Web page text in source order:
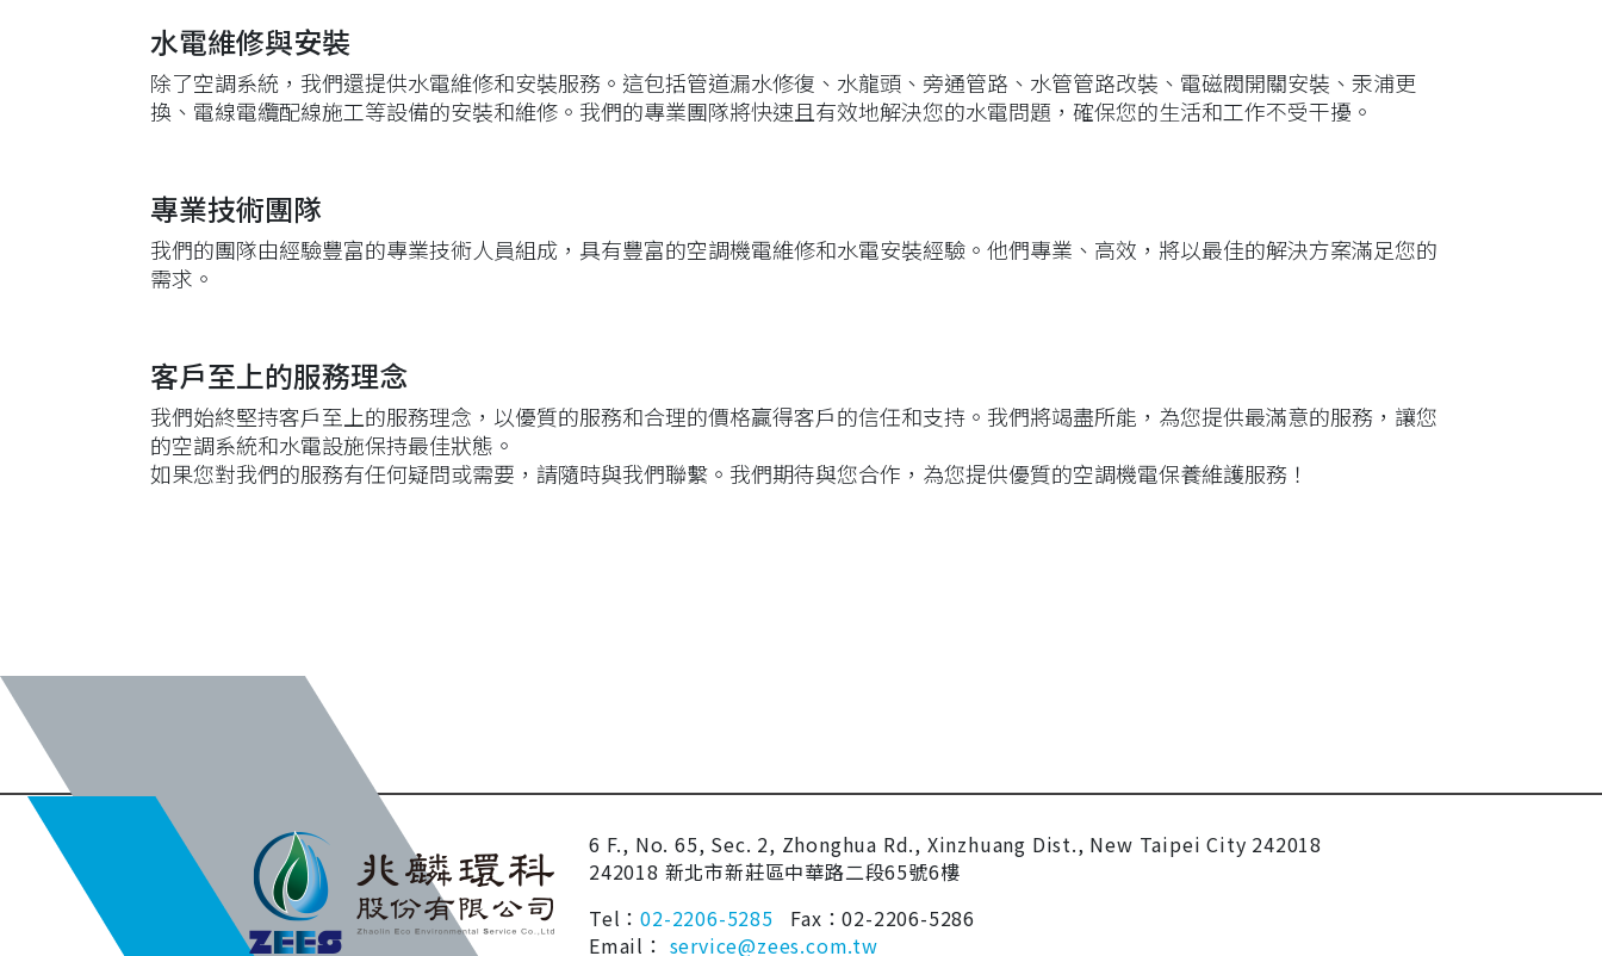
水電維修與安裝
除了空調系統，我們還提供水電維修和安裝服務。這包括管道漏水修復、水龍頭、旁通管路、水管管路改裝、電磁閥開關安裝、汞浦更
換、電線電纜配線施工等設備的安裝和維修。我們的專業團隊將快速且有效地解決您的水電問題，確保您的生活和工作不受干擾。
專業技術團隊
我們的團隊由經驗豐富的專業技術人員組成，具有豐富的空調機電維修和水電安裝經驗。他們專業、高效，將以最佳的解決方案滿足您的
需求。
客戶至上的服務理念
我們始終堅持客戶至上的服務理念，以優質的服務和合理的價格贏得客戶的信任和支持。我們將竭盡所能，為您提供最滿意的服務，讓您
的空調系統和水電設施保持最佳狀態。
如果您對我們的服務有任何疑問或需要，請隨時與我們聯繫。我們期待與您合作，為您提供優質的空調機電保養維護服務！
6 F., No. 65, Sec. 2, Zhonghua Rd., Xinzhuang Dist., New Taipei City 242018
242018 新北市新莊區中華路二段65號6樓
Tel：02-2206-5285 Fax：02-2206-5286
Email： service@zees.com.tw